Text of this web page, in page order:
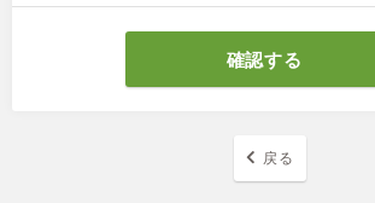
確認する
戻る